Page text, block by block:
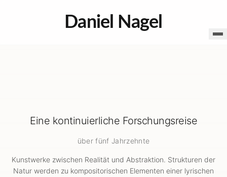
Daniel Nagel
Eine kontinuierliche Forschungsreise
über fünf Jahrzehnte
Kunstwerke zwischen Realität und Abstraktion. Strukturen der
Natur werden zu kompositorischen Elementen einer lyrischen